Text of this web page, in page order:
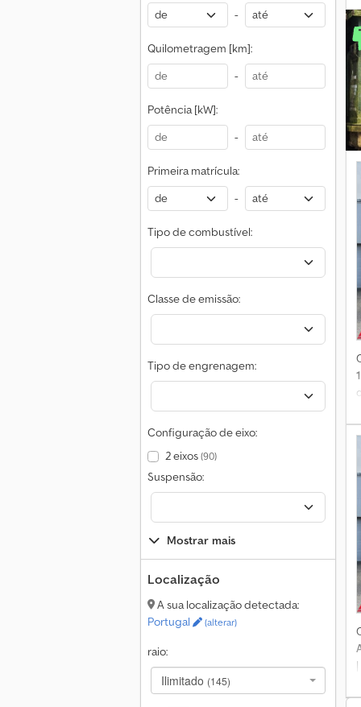
-
Quilometragem [km]:
-
Potência [kW]:
-
Primeira matrícula:
-
Tipo de combustível:
Classe de emissão:
Tipo de engrenagem:
Configuração de eixo:
2 eixos(90)
Suspensão:
Mostrar mais
Localização
A sua localização detectada:
Portugal
(alterar)
raio:
Ilimitado (145)